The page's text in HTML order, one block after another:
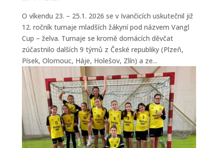
O víkendu 23. – 25.1. 2026 se v Ivančicích uskutečnil již
12. ročník turnaje mladších žákyní pod názvem Vangl
Cup – želva. Turnaje se kromě domácích děvčat
zúčastnilo dalších 9 týmů z České republiky (Plzeň,
Písek, Olomouc, Háje, Holešov, Zlín) a ze...